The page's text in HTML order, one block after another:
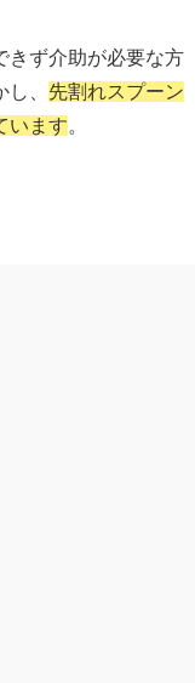
きず介助が必要な方
、 先割れスプーン
います。